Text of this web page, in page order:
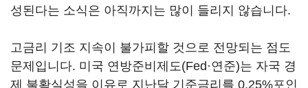
성된다는 소식은 아직까지는 많이 들리지 않습니다.
고금리 기조 지속이 불가피할 것으로 전망되는 점도
문제입니다. 미국 연방준비제도(Fed·연준)는 자국 경
제 불확실성을 이유로 지난달 기준금리를 0.25%포인